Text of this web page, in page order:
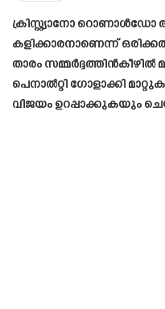
ക്രിസ്റ്റ്യാനോ
കളിക്കാരനാണെന്ന്
താരം
പെനാൽറ്റി ഗോളാക്കി
വിജയം ഉറപ്പാക്കുകയും